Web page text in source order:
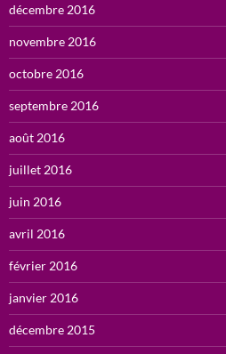
décembre 2016
novembre 2016
octobre 2016
septembre 2016
août 2016
juillet 2016
juin 2016
avril 2016
février 2016
janvier 2016
décembre 2015